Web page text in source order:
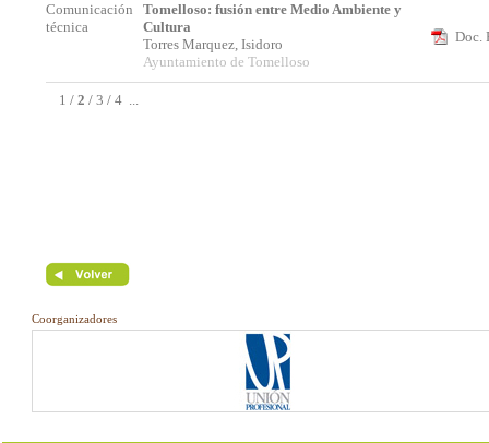
Comunicación
técnica
Tomelloso: fusión entre Medio Ambiente y
Cultura
Torres Marquez, Isidoro
Ayuntamiento de Tomelloso
Doc.
1 / 2 / 3 / 4 ...
Coorganizadores